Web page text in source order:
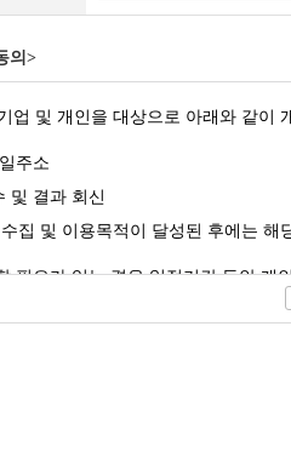
의>
업 및 개인을 대상으로 아래와 같이
주소
및 결과 회신
집 및 이용목적이 달성된 후에는 해
필요가 있는 경우 일정기간 동안